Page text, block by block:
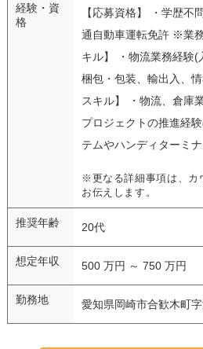
経験・資
格
【応募資格】 ・学歴不
通自動車運転免許 ※業
キル】 ・物流業務経験(
梱包・包装、輸出入、
スキル】 ・物流、倉庫
プロジェクトの推進経
テムやハンディターミナ
※更なる詳細事項は、カ
お伝えします。
推奨年齢 20代
想定年収 500 万円 ～ 750 万円
勤務地 愛知県岡崎市合歓木町